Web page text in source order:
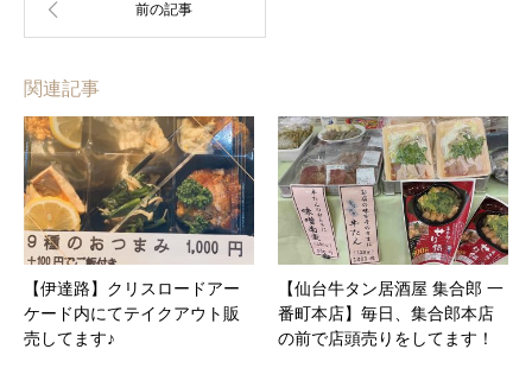
関連記事
【伊達路】クリスロードアー
ケード内にてテイクアウト販
売してます♪
【仙台牛タン居酒屋 集合郎 一
番町本店】毎日、集合郎本店
の前で店頭売りをしてます！